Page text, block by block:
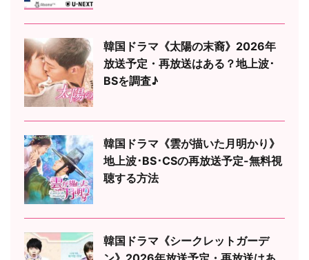
韓国ドラマ《太陽の末裔》2026年
放送予定・再放送はある？地上波･
BSを調査♪
韓国ドラマ《雲が描いた月明かり》
地上波･BS･CSの再放送予定-無料視
聴する方法
韓国ドラマ《シークレットガーデ